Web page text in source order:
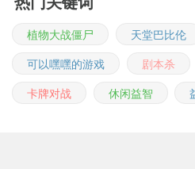
植物大战僵尸 天堂巴比伦
可以嘿嘿的游戏
剧本杀
卡牌对战
休闲益智